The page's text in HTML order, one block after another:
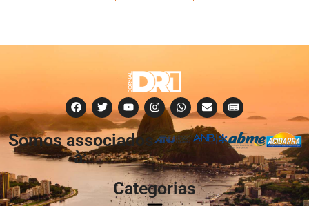
Somos associados
à:
Categorias